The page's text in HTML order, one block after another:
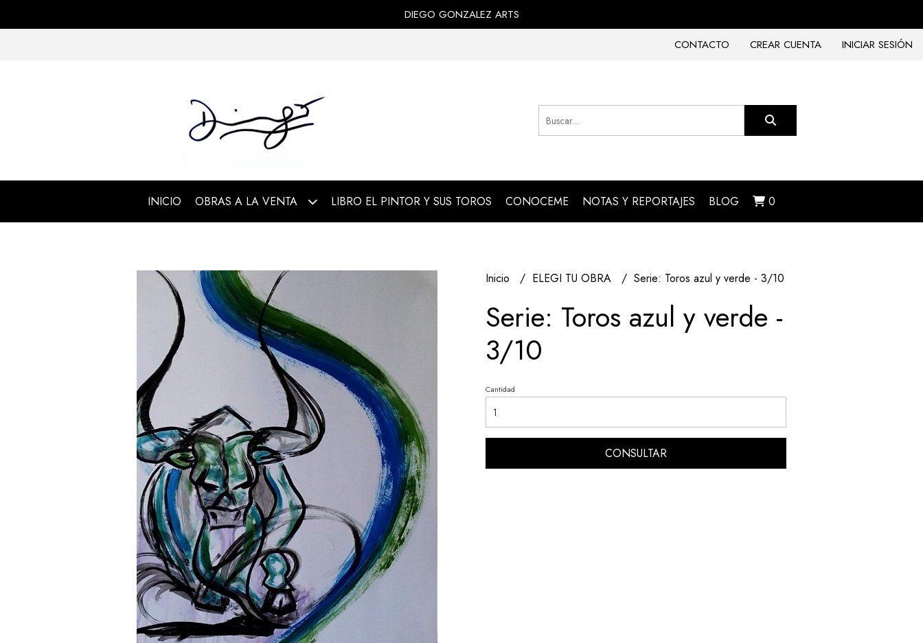
DIEGO GONZALEZ ARTS
CONTACTO
CREAR CUENTA INICIAR SESIÓN
INICIO OBRAS A LA VENTA LIBRO EL PINTOR Y SUS TOROS CONOCEME NOTAS Y REPORTAJES BLOG 0
Inicio ELEGI TU OBRA Serie: Toros azul y verde - 3/10
Serie: Toros azul y verde -
3/10
Cantidad
CONSULTAR